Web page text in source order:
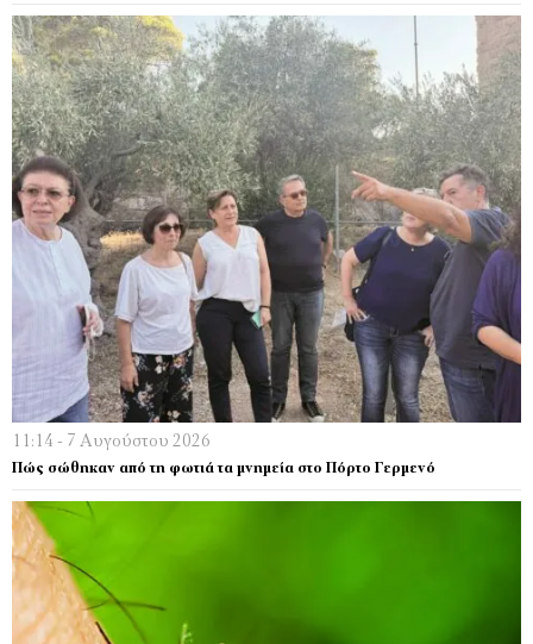
11:14 - 7 Αυγούστου 2026
Πώς σώθηκαν από τη φωτιά τα μνημεία στο Πόρτο Γερμενό